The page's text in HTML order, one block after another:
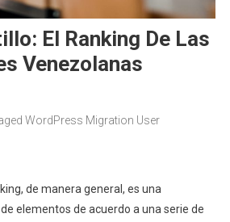
El Ranking De Las
Venezolanas
WordPress Migration User
de manera general, es una
elementos de acuerdo a una serie de